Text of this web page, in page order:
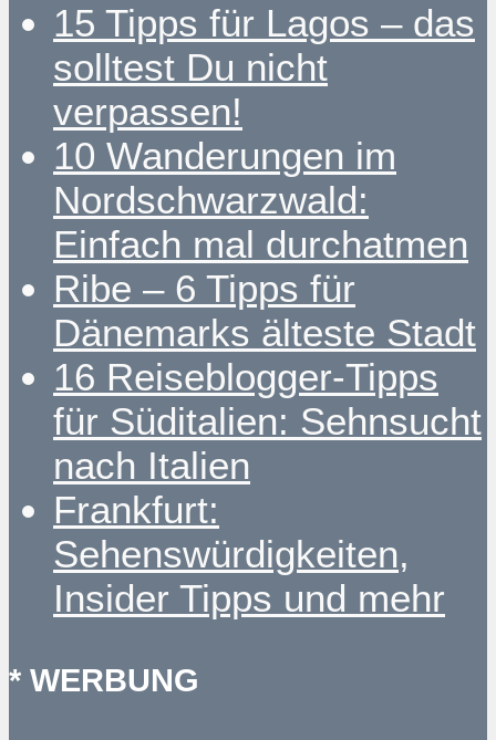
15 Tipps für Lagos – das
solltest Du nicht
verpassen!
10 Wanderungen im
Nordschwarzwald:
Einfach mal durchatmen
Ribe – 6 Tipps für
Dänemarks älteste Stadt
16 Reiseblogger-Tipps
für Süditalien: Sehnsucht
nach Italien
Frankfurt:
Sehenswürdigkeiten,
Insider Tipps und mehr
* WERBUNG